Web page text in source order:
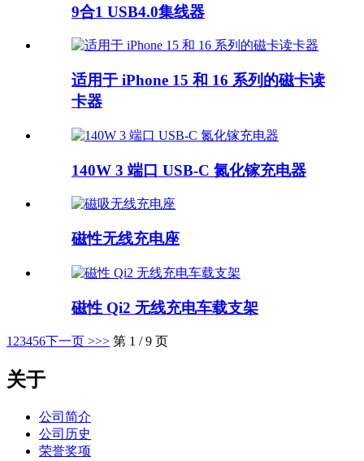
9合1 USB4.0集线器
适用于 iPhone 15 和 16 系列的磁卡读
卡器
140W 3 端口 USB-C 氮化镓充电器
磁性无线充电座
磁性 Qi2 无线充电车载支架
1 23456下一页 >>> 第 1 / 9 页
关于
公司简介
公司历史
荣誉奖项